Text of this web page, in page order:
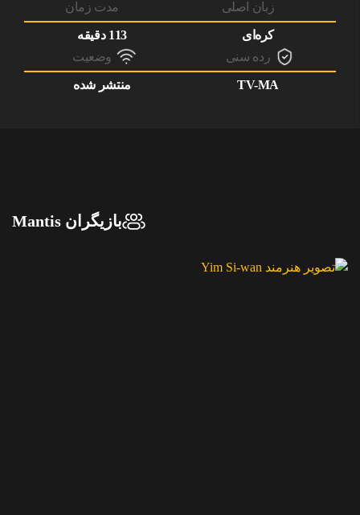
زبان اصلی
کره‌ای
مدت زمان
113 دقیقه
رده سنی
TV-MA
وضعیت
منتشر شده
بازیگران Mantis